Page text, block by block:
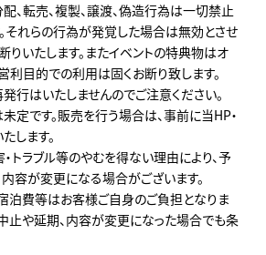
配、転売、複製、譲渡、偽造行為は一切禁止
それらの行為が発覚した場合は無効とさせ
りいたします。またイベントの特典物はオ
利目的での利用は固くお断り致します。
発行はいたしませんのでご注意ください。
定です。販売を行う場合は、事前に当HP・
します。
・トラブル等のやむを得ない理由により、予
容が変更になる場合がございます。
泊費等はお客様ご自身のご負担となりま
止や延期、内容が変更になった場合でも条